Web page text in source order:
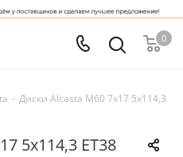
0
- Диски Alcasta M60 7x17 5x114,3
5x114,3 ET38